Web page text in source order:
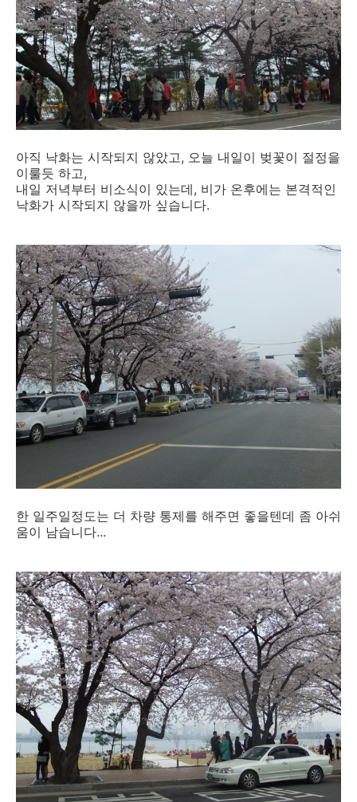
아직 낙화는 시작되지 않았고, 오늘 내일이 벚꽃이 절정을
이룰듯 하고,
내일 저녁부터 비소식이 있는데, 비가 온후에는 본격적인
낙화가 시작되지 않을까 싶습니다.
한 일주일정도는 더 차량 통제를 해주면 좋을텐데 좀 아쉬
움이 남습니다...